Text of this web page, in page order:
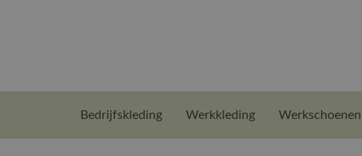
Bedrijfskleding Werkkleding Werkschoenen